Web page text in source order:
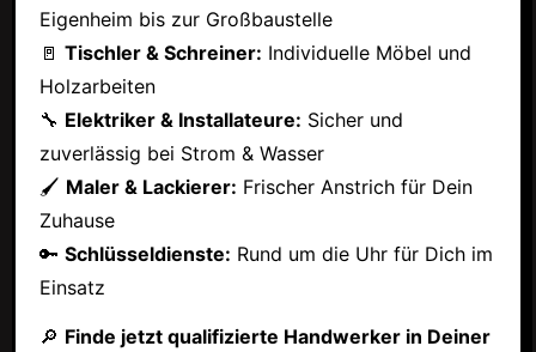
Eigenheim bis zur Großbaustelle
🚪 Tischler & Schreiner: Individuelle Möbel und
Holzarbeiten
🔧 Elektriker & Installateure: Sicher und
zuverlässig bei Strom & Wasser
🖌 Maler & Lackierer: Frischer Anstrich für Dein
Zuhause
🔑 Schlüsseldienste: Rund um die Uhr für Dich im
Einsatz
🔎 Finde jetzt qualifizierte Handwerker in Deiner